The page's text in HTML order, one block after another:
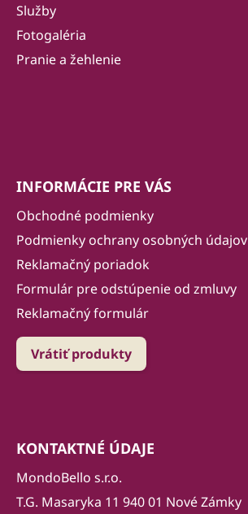
Služby
Fotogaléria
Pranie a žehlenie
INFORMÁCIE PRE VÁS
Obchodné podmienky
Podmienky ochrany osobných údajov
Reklamačný poriadok
Formulár pre odstúpenie od zmluvy
Reklamačný formulár
Vrátiť produkty
KONTAKTNÉ ÚDAJE
MondoBello s.r.o.
T.G. Masaryka 11 940 01 Nové Zámky